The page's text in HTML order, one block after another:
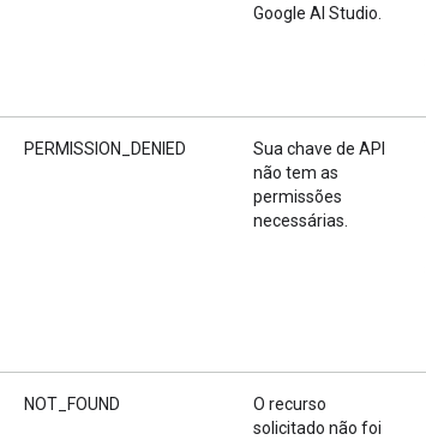
Google AI Studio.
PERMISSION_DENIED
Sua chave de API
não tem as
permissões
necessárias.
NOT_FOUND
O recurso
solicitado não foi